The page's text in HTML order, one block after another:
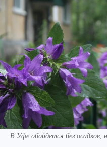
В Уфе обойдется без осадков,